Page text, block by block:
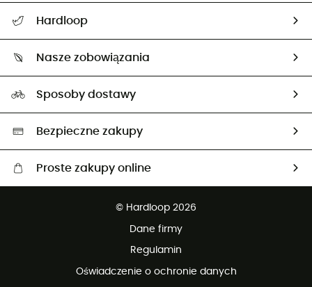
Śledzenie przesyłki
Zwrot artykułów i zwrot środków
Hardloop
Nasze zobowiązania
Neutralność węglowa
Wybrane produkty eko
Sposoby dostawy
Bezpieczne zakupy
Proste zakupy online
© Hardloop 2026
Dane firmy
Regulamin
Oświadczenie o ochronie danych